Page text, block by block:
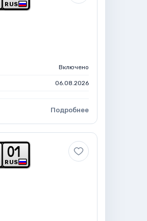
RUS
Включено
06.08.2026
Подробнее
RUS
01